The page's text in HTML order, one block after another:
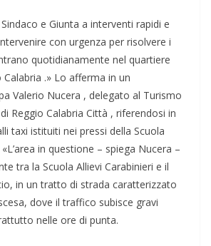
e Giunta a interventi rapidi e
con urgenza per risolvere i
quotidianamente nel quartiere
.» Lo afferma in un
Valerio Nucera , delegato al Turismo
Reggio Calabria Città , riferendosi in
taxi istituiti nei pressi della Scuola
in questione – spiega Nucera –
tra la Scuola Allievi Carabinieri e il
in un tratto di strada caratterizzato
dove il traffico subisce gravi
nelle ore di punta.